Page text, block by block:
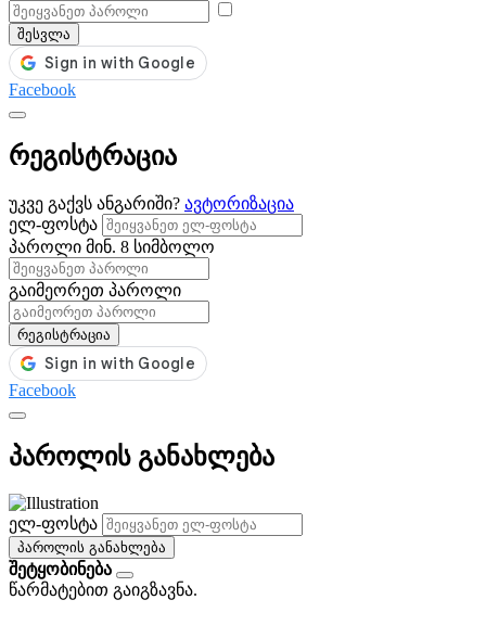
შესვლა
Facebook
რეგისტრაცია
უკვე გაქვს ანგარიში? ავტორიზაცია
ელ-ფოსტა
პაროლი მინ. 8 სიმბოლო
გაიმეორეთ პაროლი
რეგისტრაცია
Facebook
პაროლის განახლება
ელ-ფოსტა
პაროლის განახლება
შეტყობინება
წარმატებით გაიგზავნა.